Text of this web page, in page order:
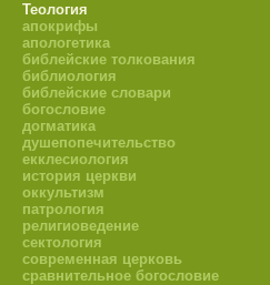
Теология
апокрифы
апологетика
библейские толкования
библиология
библейские словари
богословие
догматика
душепопечительство
екклесиология
история церкви
оккультизм
патрология
религиоведение
сектология
современная церковь
сравнительное богословие